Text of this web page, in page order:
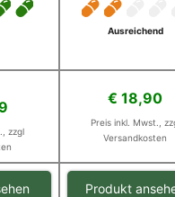
Ausreichend
zzgl
€ 18,90
Preis inkl. Mwst.,
Versandkosten
Produkt